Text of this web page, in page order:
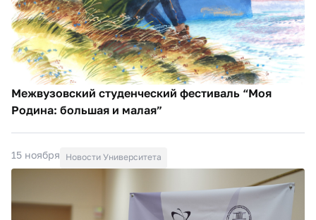
Межвузовский студенческий фестиваль “Моя
Родина: большая и малая”
15 ноября Новости Университета